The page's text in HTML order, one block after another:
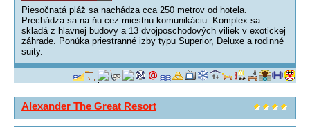
Piesočnatá pláž sa nachádza cca 250 metrov od hotela.
Prechádza sa na ňu cez miestnu komunikáciu. Komplex sa
skladá z hlavnej budovy a 13 dvojposchodových viliek v exotickej
záhrade. Ponúka priestranné izby typu Superior, Deluxe a rodinné
suity.
Alexander The Great Resort